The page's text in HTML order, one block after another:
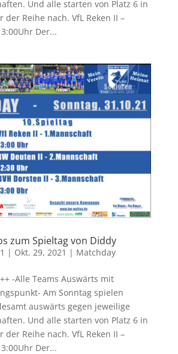
Und alle starten von Platz 6 in
der Reihe nach. VfL Reken II –
Der...
zum Spieltag von Diddy
| Okt. 29, 2021 | Matchday
-Alle Teams Auswärts mit
Am Sonntag spielen
auswärts gegen jeweilige
Und alle starten von Platz 6 in
der Reihe nach. VfL Reken II –
Der...